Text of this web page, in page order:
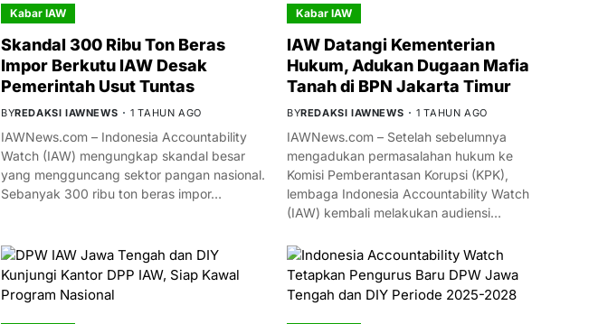
Kabar IAW
Skandal 300 Ribu Ton Beras
Impor Berkutu IAW Desak
Pemerintah Usut Tuntas
BYREDAKSI IAWNEWS 1 TAHUN AGO
IAWNews.com – Indonesia Accountability
Watch (IAW) mengungkap skandal besar
yang mengguncang sektor pangan nasional.
Sebanyak 300 ribu ton beras impor…
Kabar IAW
IAW Datangi Kementerian
Hukum, Adukan Dugaan Mafia
Tanah di BPN Jakarta Timur
BYREDAKSI IAWNEWS 1 TAHUN AGO
IAWNews.com – Setelah sebelumnya
mengadukan permasalahan hukum ke
Komisi Pemberantasan Korupsi (KPK),
lembaga Indonesia Accountability Watch
(IAW) kembali melakukan audiensi…